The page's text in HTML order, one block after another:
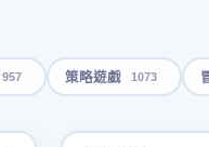
957 策略遊戲 1073